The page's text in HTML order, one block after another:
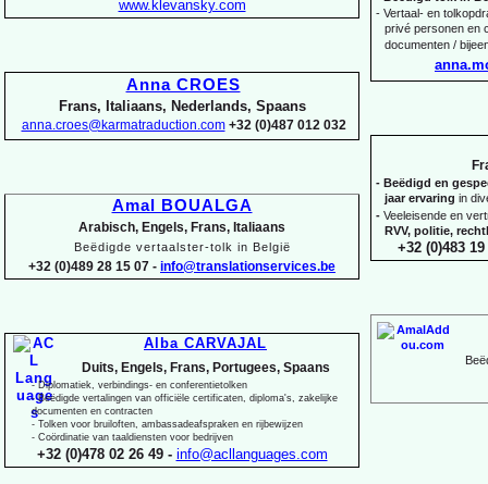
- Vertaal- en
privé personen en
documenten /
- Beëdigd en
jaar ervaring in
- Veeleisende en
RVV, politie,
+32 (0)483
www.klevansky.com
Anna CROES
Frans, Italiaans, Nederlands, Spaans
anna.croes@karmatraduction.com +32 (0)487 012 032
Amal BOUALGA
Arabisch, Engels, Frans, Italiaans
Beëdigde vertaalster-tolk in België
+32 (0)489 28 15 07 - info@translationservices.be
Alba CARVAJAL
Duits, Engels, Frans, Portugees, Spaans
-Diplomatiek, verbindings- en conferentietolken
-Beëdigde vertalingen van officiële certificaten, diploma's, zakelijke
documenten en contracten
- Tolken voor bruiloften, ambassadeafspraken en rijbewijzen
- Coördinatie van taaldiensten voor bedrijven
+32 (0)478 02 26 49 - info@acllanguages.com